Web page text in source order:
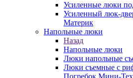
Усиленные люки
Усиленный люк-
Материк
Напольные люки
Назад
Напольные люки
Люки напольные
Люки съемные с
Погребок Мини-